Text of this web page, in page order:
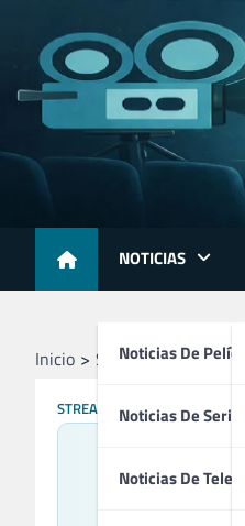
content
NOTICIAS
Noticias De
Noticias De Series
Noticias De
Inicio Streaming FlixOlé
STREAMING